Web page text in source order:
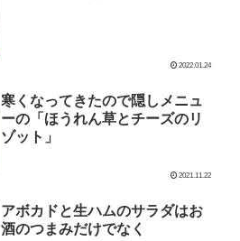
2022.01.24
寒くなってきたので隠しメニュ
ーの「ほうれん草とチーズのリ
ゾット」
2021.11.22
アボカドと生ハムのサラダはお
酒のつまみだけでなく